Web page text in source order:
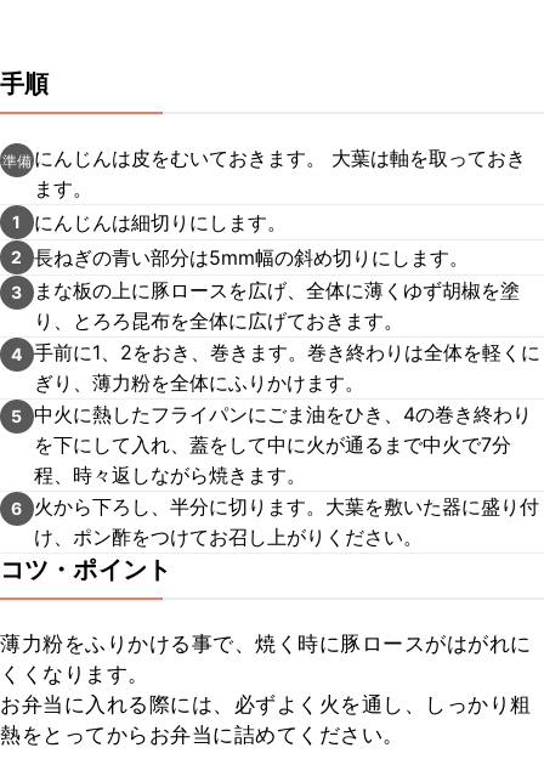
手順
準備 にんじんは皮をむいておきます。 大葉は軸を取っておき
ます。
1 にんじんは細切りにします。
2 長ねぎの青い部分は5mm幅の斜め切りにします。
3
まな板の上に豚ロースを広げ、全体に薄くゆず胡椒を塗
り、とろろ昆布を全体に広げておきます。
4 手前に1、2をおき、巻きます。巻き終わりは全体を軽くに
ぎり、薄力粉を全体にふりかけます。
5 中火に熱したフライパンにごま油をひき、4の巻き終わり
を下にして入れ、蓋をして中に火が通るまで中火で7分
程、時々返しながら焼きます。
6
火から下ろし、半分に切ります。大葉を敷いた器に盛り付
け、ポン酢をつけてお召し上がりください。
コツ・ポイント
薄力粉をふりかける事で、焼く時に豚ロースがはがれに
くくなります。
お弁当に入れる際には、必ずよく火を通し、しっかり粗
熱をとってからお弁当に詰めてください。